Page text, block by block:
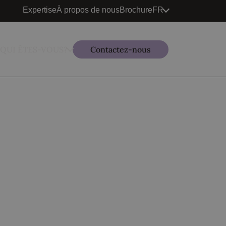
ExpertiseÀ propos de nousBrochure FR
Contactez-nous